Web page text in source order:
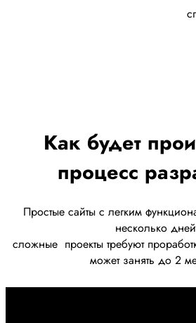
Как будет
процесс
Простые сайты с легким
несколько
сложные проекты требуют
может занять до 2